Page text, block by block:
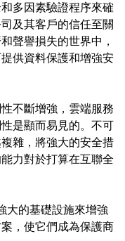
多因素驗證程序來確
及其客戶的信任至關
聲譽損失的世界中，
供資料保護和增強安
不斷增強，雲端服務
是顯而易見的。不可
雜，將強大的安全措
力對於打算在互聯全
大的基礎設施來增強
，使它們成為保護商